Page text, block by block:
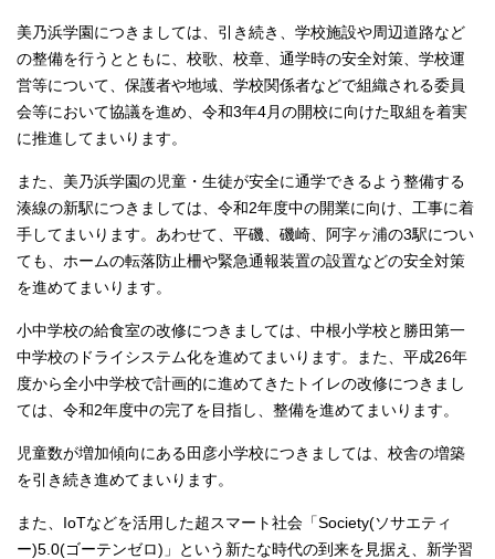
美乃浜学園につきましては、引き続き、学校施設や周辺道路など
の整備を行うとともに、校歌、校章、通学時の安全対策、学校運
営等について、保護者や地域、学校関係者などで組織される委員
会等において協議を進め、令和3年4月の開校に向けた取組を着実
に推進してまいります。
また、美乃浜学園の児童・生徒が安全に通学できるよう整備する
湊線の新駅につきましては、令和2年度中の開業に向け、工事に着
手してまいります。あわせて、平磯、磯崎、阿字ヶ浦の3駅につい
ても、ホームの転落防止柵や緊急通報装置の設置などの安全対策
を進めてまいります。
小中学校の給食室の改修につきましては、中根小学校と勝田第一
中学校のドライシステム化を進めてまいります。また、平成26年
度から全小中学校で計画的に進めてきたトイレの改修につきまし
ては、令和2年度中の完了を目指し、整備を進めてまいります。
児童数が増加傾向にある田彦小学校につきましては、校舎の増築
を引き続き進めてまいります。
また、IoTなどを活用した超スマート社会「Society(ソサエティ
ー)5.0(ゴーテンゼロ)」という新たな時代の到来を見据え、新学習